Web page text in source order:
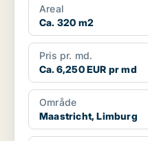
Areal
Ca. 320 m2
Pris pr. md.
Ca. 6,250 EUR pr md
Område
Maastricht, Limburg